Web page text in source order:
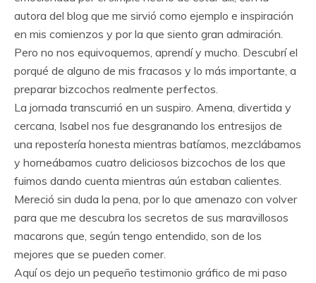
autora del blog que me sirvió como ejemplo e inspiración
en mis comienzos y por la que siento gran admiración.
Pero no nos equivoquemos, aprendí y mucho. Descubrí el
porqué de alguno de mis fracasos y lo más importante, a
preparar bizcochos realmente perfectos.
La jornada transcurrió en un suspiro. Amena, divertida y
cercana, Isabel nos fue desgranando los entresijos de
una repostería honesta mientras batíamos, mezclábamos
y horneábamos cuatro deliciosos bizcochos de los que
fuimos dando cuenta mientras aún estaban calientes.
Mereció sin duda la pena, por lo que amenazo con volver
para que me descubra los secretos de sus maravillosos
macarons que, según tengo entendido, son de los
mejores que se pueden comer.
Aquí os dejo un pequeño testimonio gráfico de mi paso